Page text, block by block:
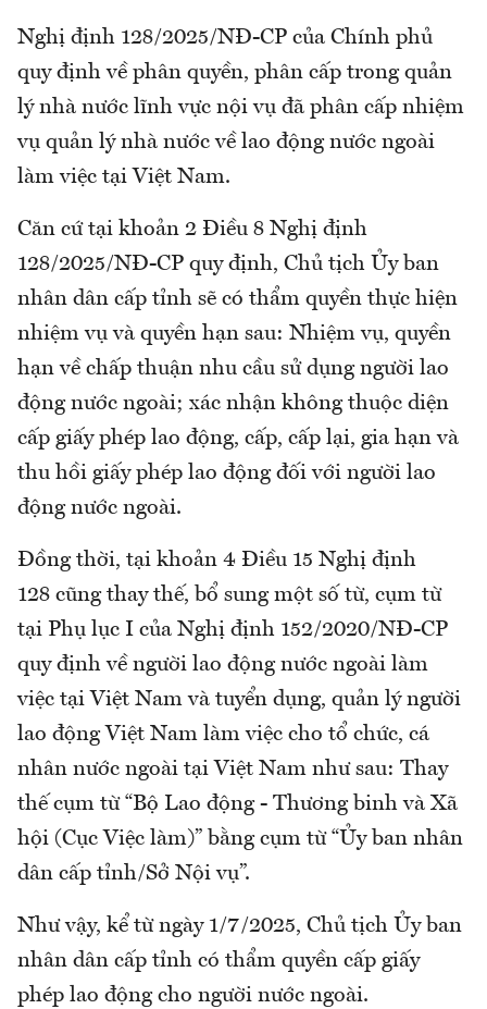
Nghị định 128/2025/NĐ-CP của Chính phủ
quy định về phân quyền, phân cấp trong quản
lý nhà nước lĩnh vực nội vụ đã phân cấp nhiệm
vụ quản lý nhà nước về lao động nước ngoài
làm việc tại Việt Nam.
Căn cứ tại khoản 2 Điều 8 Nghị định
128/2025/NĐ-CP quy định, Chủ tịch Ủy ban
nhân dân cấp tỉnh sẽ có thẩm quyền thực hiện
nhiệm vụ và quyền hạn sau: Nhiệm vụ, quyền
hạn về chấp thuận nhu cầu sử dụng người lao
động nước ngoài; xác nhận không thuộc diện
cấp giấy phép lao động, cấp, cấp lại, gia hạn và
thu hồi giấy phép lao động đối với người lao
động nước ngoài.
Đồng thời, tại khoản 4 Điều 15 Nghị định
128 cũng thay thế, bổ sung một số từ, cụm từ
tại Phụ lục I của Nghị định 152/2020/NĐ-CP
quy định về người lao động nước ngoài làm
việc tại Việt Nam và tuyển dụng, quản lý người
lao động Việt Nam làm việc cho tổ chức, cá
nhân nước ngoài tại Việt Nam như sau: Thay
thế cụm từ “Bộ Lao động - Thương binh và Xã
hội (Cục Việc làm)” bằng cụm từ “Ủy ban nhân
dân cấp tỉnh/Sở Nội vụ”.
Như vậy, kể từ ngày 1/7/2025, Chủ tịch Ủy ban
nhân dân cấp tỉnh có thẩm quyền cấp giấy
phép lao động cho người nước ngoài.